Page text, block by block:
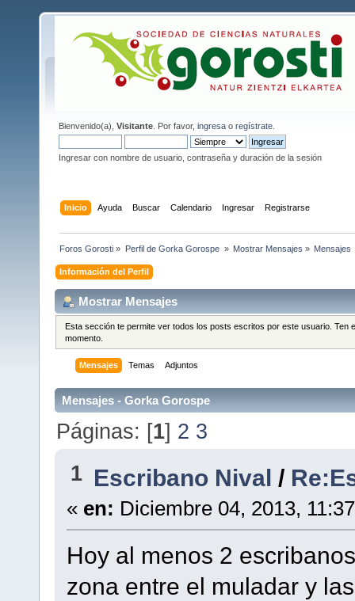
Bienvenido(a), Visitante . Por favor, ingresa o regístrate
Ingresar con nombre de usuario, contraseña y duración de la sesión
Inicio Ayuda Buscar Calendario Ingresar Registrarse
Foros Gorosti » Perfil de Gorka Gorospe » Mostrar Mensajes » Mensajes
Información del Perfil
Mostrar Mensajes
Esta sección te permite ver todos los posts escritos por este usuario.
momento.
Mensajes Temas Adjuntos
Mensajes - Gorka Gorospe
Páginas: [1] 2 3
1 Escribano Nival /
« en: Diciembre 04, 2013,
Hoy al menos 2
zona entre el muladar y